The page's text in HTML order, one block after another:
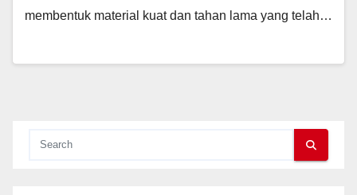
membentuk material kuat dan tahan lama yang telah…